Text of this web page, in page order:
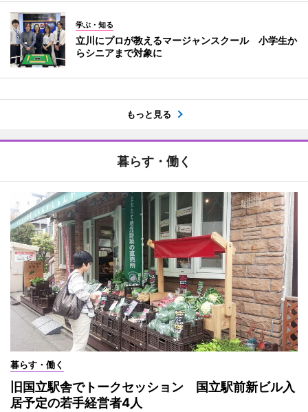
学ぶ・知る
立川にプロが教えるマージャンスクール 小学生か
らシニアまで対象に
もっと見る
暮らす・働く
暮らす・働く
旧国立駅舎でトークセッション 国立駅前新ビル入
居予定の若手経営者4人